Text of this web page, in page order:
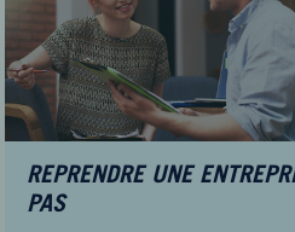
REPRENDRE UNE
PAS